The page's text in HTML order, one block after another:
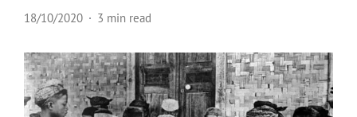
18/10/2020 3 min read